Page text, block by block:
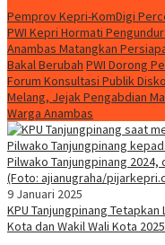
Pemprov Kepri-KomDigi
PWI Kepri Hormati
Anambas Matangkan
Bakal Berubah PWI Dorong
Forum Konsultasi Publik
Melang, Jejak Pengabdian
Warga Anambas
9 Januari 2025
KPU Tanjungpinang
Kota dan Wakil Wali Kota